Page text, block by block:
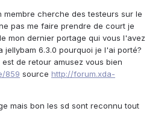
membre cherche des testeurs sur le
pas me faire prendre de court je
mon dernier portage qui vous l'avez
jellybam 6.3.0 pourquoi je l'ai porté?
de retour amusez vous bien
859 source http://forum.xda-
mais bon les sd sont reconnu tout